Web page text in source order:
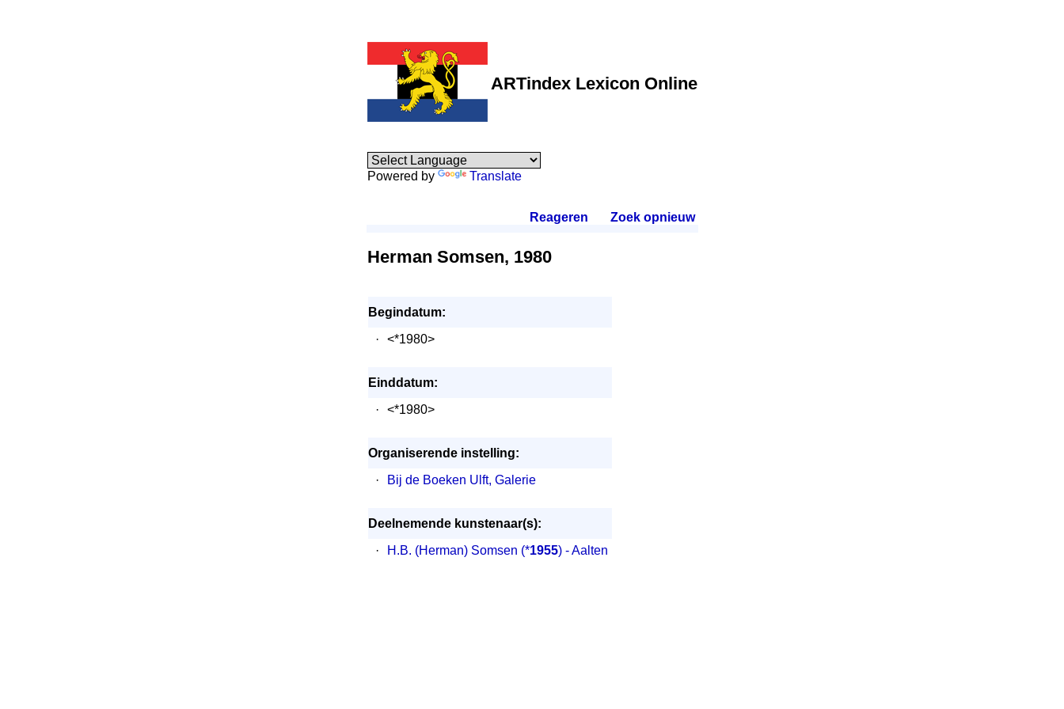
ARTindex Lexicon Online
Powered by Translate
Reageren Zoek opnieuw.
Herman Somsen, 1980
Begindatum:
·
<*1980>
Einddatum:
·
<*1980>
Organiserende instelling:
·
Bij de Boeken Ulft, Galerie
Deelnemende kunstenaar(s):
·
H.B. (Herman) Somsen (*1955) - Aalten